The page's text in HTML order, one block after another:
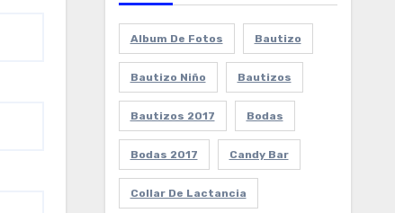
Album De Fotos Bautizo
Bautizo Niño Bautizos
Bautizos 2017 Bodas
Bodas 2017 Candy Bar
Collar De Lactancia